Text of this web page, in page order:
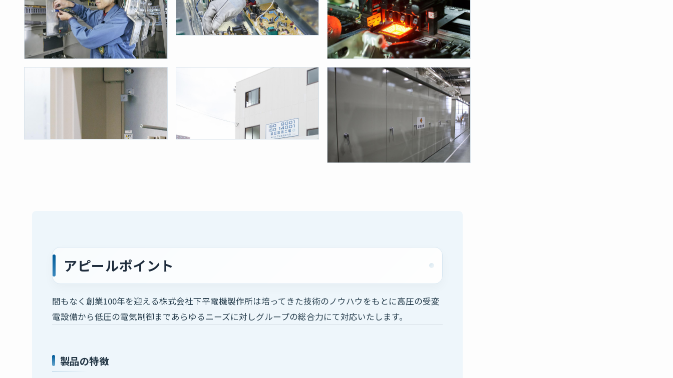
アピールポイント
間もなく創業100年を迎える株式会社下平電機製作所は培ってきた技術のノウハウをもとに高圧の受変
電設備から低圧の電気制御まであらゆるニーズに対しグループの総合力にて対応いたします。
製品の特徴